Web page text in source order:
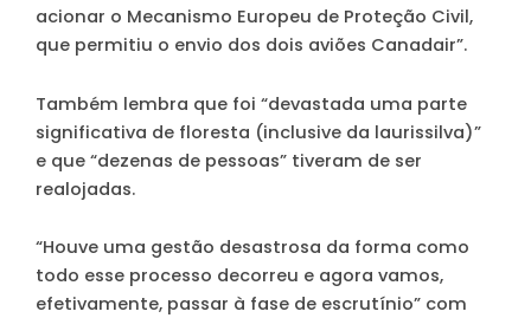
acionar o Mecanismo Europeu de Proteção Civil,
que permitiu o envio dos dois aviões Canadair”.
Também lembra que foi “devastada uma parte
significativa de floresta (inclusive da laurissilva)”
e que “dezenas de pessoas” tiveram de ser
realojadas.
“Houve uma gestão desastrosa da forma como
todo esse processo decorreu e agora vamos,
efetivamente, passar à fase de escrutínio” com